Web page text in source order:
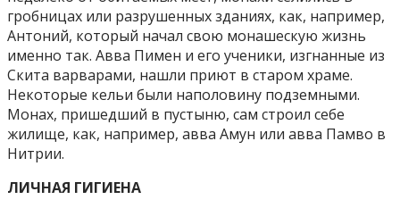
гробницах или разрушенных зданиях, как, например,
Антоний, который начал свою монашескую жизнь
именно так. Авва Пимен и его ученики, изгнанные из
Скита варварами, нашли приют в старом храме.
Некоторые кельи были наполовину подземными.
Монах, пришедший в пустыню, сам строил себе
жилище, как, например, авва Амун или авва Памво в
Нитрии.
ЛИЧНАЯ ГИГИЕНА